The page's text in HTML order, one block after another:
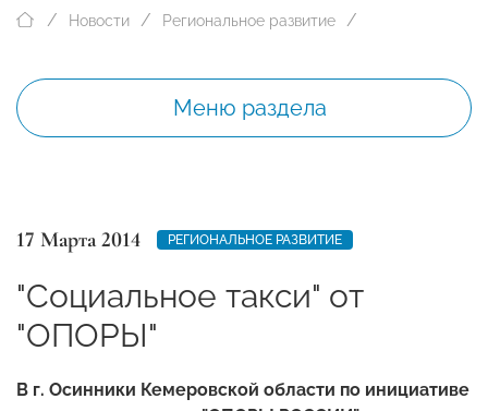
Новости Региональное развитие
Меню раздела
17 Марта 2014 РЕГИОНАЛЬНОЕ РАЗВИТИЕ
"Социальное такси" от
"ОПОРЫ"
В г. Осинники Кемеровской области по инициативе